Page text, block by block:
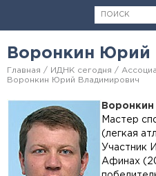
Воронкин Юрий
Главная ИДНК сегодня
Воронкин Юрий Владимирович
Мастер
(легкая
Участник
Афинах